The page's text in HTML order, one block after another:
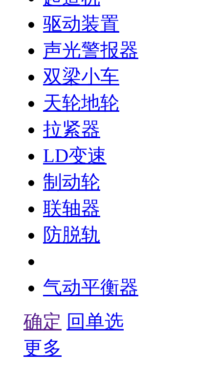
驱动装置
声光警报器
双梁小车
天轮地轮
拉紧器
LD变速
制动轮
联轴器
防脱轨
气动平衡器
确定 回单选
更多